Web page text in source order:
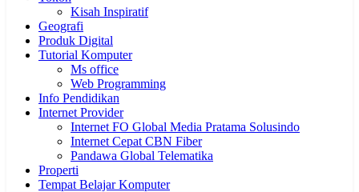
Kisah Inspiratif
Geografi
Produk Digital
Tutorial Komputer
Ms office
Web Programming
Info Pendidikan
Internet Provider
Internet FO Global Media Pratama Solusindo
Internet Cepat CBN Fiber
Pandawa Global Telematika
Properti
Tempat Belajar Komputer